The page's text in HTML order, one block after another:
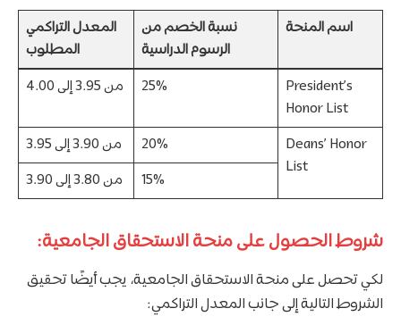
اسم المنحة
نسبة الخصم من
الرسوم الدراسية
المعدل التراكمي
المطلوب
President’s
Honor List
25% من 3.95 إلى 4.00
Deans’ Honor
List
20%
من 3.90 إلى 3.95
15%
من 3.80 إلى 3.90
شروط الحصول على منحة الاستحقاق الجامعية:
لكي تحصل على منحة الاستحقاق الجامعية، يجب أيضًا تحقيق
الشروط التالية إلى جانب المعدل التراكمي: